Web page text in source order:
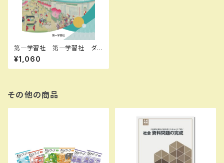
第一学習社 第一学習社 ダイ
アローグ歴史総合 新版 2026
新品 ISBN：9784804054
353 ISBN-10：480405435
¥1,060
その他の商品